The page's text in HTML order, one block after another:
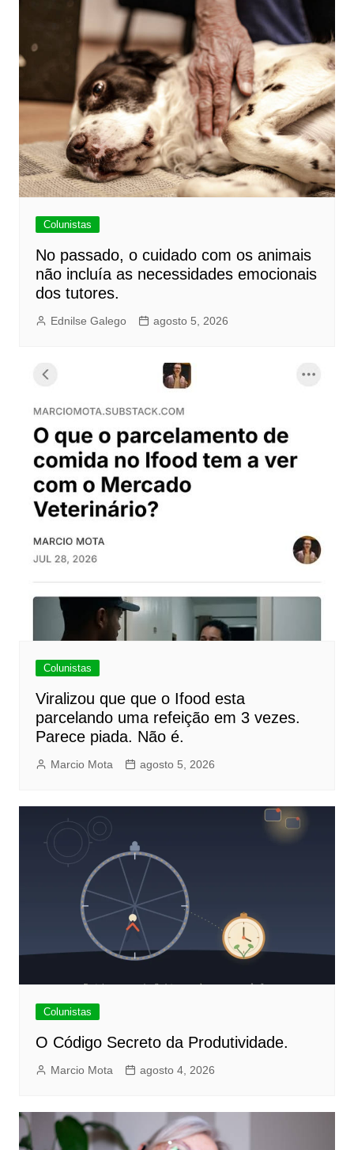
Colunistas
No passado, o cuidado com os animais
não incluía as necessidades emocionais
dos tutores.
Ednilse Galego agosto 5, 2026
Colunistas
Viralizou que que o Ifood esta
parcelando uma refeição em 3 vezes.
Parece piada. Não é.
Marcio Mota agosto 5, 2026
Colunistas
O Código Secreto da Produtividade.
Marcio Mota agosto 4, 2026